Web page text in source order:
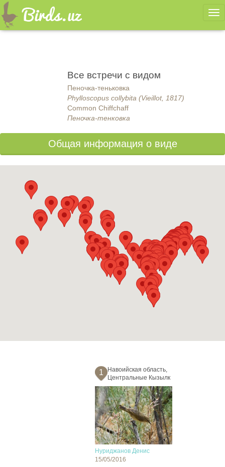
Все встречи с видом
Пеночка-теньковка
Phylloscopus collybita (Vieillot, 1817)
Common Chiffchaff
Пеночка-тенковка
Общая информация о виде
1
Навоийская область,
Центральные Кызылк
Нуриджанов Денис
15/05/2016